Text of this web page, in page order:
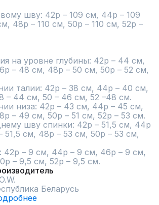
шву: 42р – 109 см, 44р – 109
48р – 110 см, 50р – 110 см, 52р –
на уровне глубины: 42р – 44 см,
– 48 см, 48р – 50 см, 50р – 52 см,
талии: 42р – 38 см, 44р – 40 см,
– 44 см, 50 – 46 см, 52 –48 см.
низа: 42р – 43 см, 44р – 45 см,
– 49 см, 50р – 51 см, 52р – 53 см.
шву спинки: 42р – 51,5 см, 44р
51,5 см, 48р – 53 см, 50р – 53 см,
42р – 9 см, 44р – 9 см, 46р – 9 см,
– 9,5 см, 52р – 9,5 см.
Беларусь